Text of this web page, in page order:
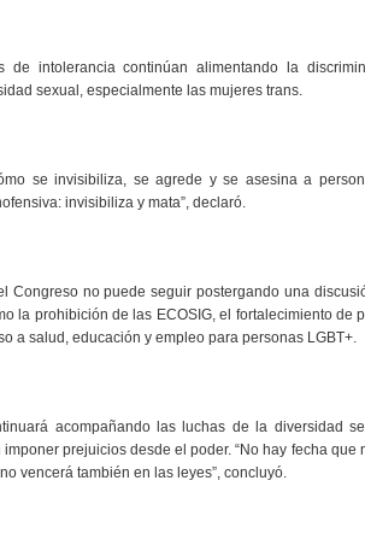
de intolerancia continúan alimentando la
sexual, especialmente las mujeres trans.
se invisibiliza, se agrede y se asesina a
invisibiliza y mata”, declaró.
Congreso no puede seguir postergando una
la prohibición de las ECOSIG, el fortalecimiento de
a salud, educación y empleo para personas LGBT+.
acompañando las luchas de la diversidad
prejuicios desde el poder. “No hay fecha
vencerá también en las leyes”, concluyó.